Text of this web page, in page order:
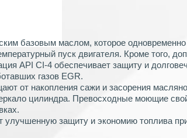
базовым маслом, которое одновременно
пуск двигателя. Кроме того,
API CI-4 обеспечивает защиту и
газов EGR.
от накопления сажи и засорения
цилиндра. Превосходные моющие
улучшенную защиту и экономию топлива